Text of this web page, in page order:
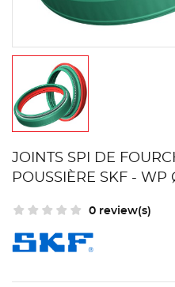
JOINTS SPI DE
POUSSIÈRE SKF - WP
0 review(s)